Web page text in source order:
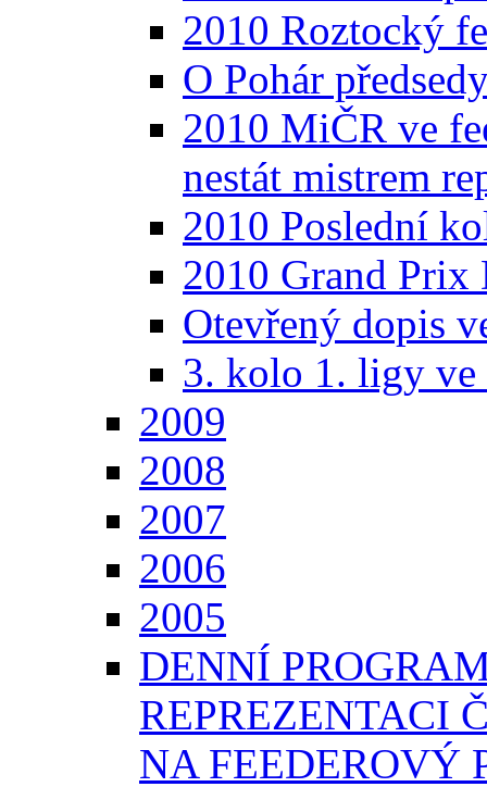
2010 Roztocký
O Pohár
2010 MiČR ve
nestát mistrem
2010 Poslední
2010 Grand Prix
Otevřený dopis
3. kolo 1. ligy ve
2009
2008
2007
2006
2005
DENNÍ
REPREZENTACI
NA FEEDEROVÝ